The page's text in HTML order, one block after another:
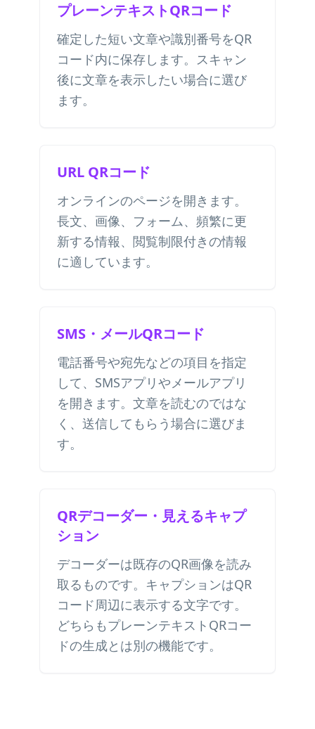
プレーンテキストQRコード
確定した短い文章や識別番号をQR
コード内に保存します。スキャン
後に文章を表示したい場合に選び
ます。
URL QRコード
オンラインのページを開きます。
長文、画像、フォーム、頻繁に更
新する情報、閲覧制限付きの情報
に適しています。
SMS・メールQRコード
電話番号や宛先などの項目を指定
して、SMSアプリやメールアプリ
を開きます。文章を読むのではな
く、送信してもらう場合に選びま
す。
QRデコーダー・見えるキャプ
ション
デコーダーは既存のQR画像を読み
取るものです。キャプションはQR
コード周辺に表示する文字です。
どちらもプレーンテキストQRコー
ドの生成とは別の機能です。